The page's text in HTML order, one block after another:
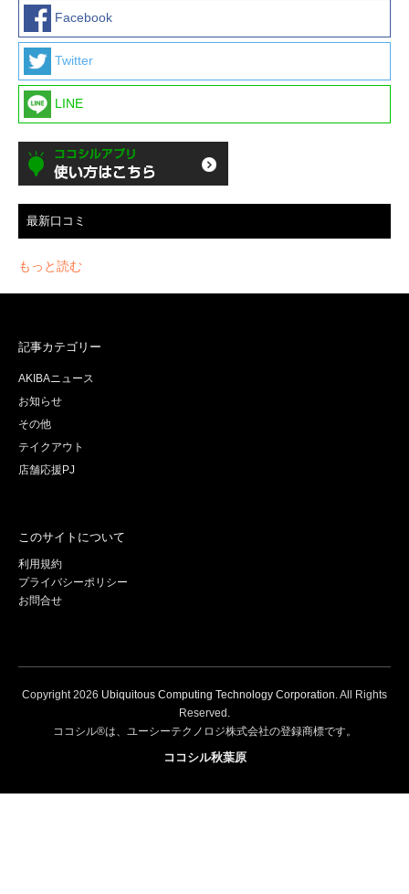
Facebook
Twitter
LINE
最新口コミ
もっと読む
記事カテゴリー
AKIBAニュース
お知らせ
その他
テイクアウト
店舗応援PJ
このサイトについて
利用規約
プライバシーポリシー
お問合せ
Copyright2026 Ubiquitous Computing Technology Corporation. All Rights
Reserved.
ココシル®は、ユーシーテクノロジ株式会社の登録商標です。
ココシル秋葉原